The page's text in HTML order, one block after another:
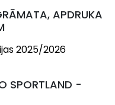
APDRUKA
2025/2026
SPORTLAND -